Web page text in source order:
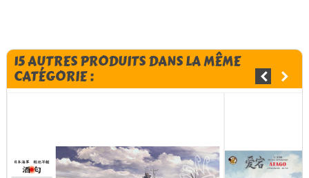
15 AUTRES PRODUITS DANS LA MÊME
CATÉGORIE :